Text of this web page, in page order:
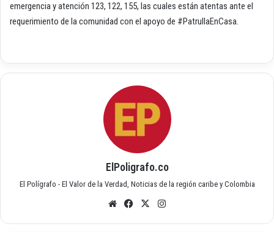
emergencia y atención 123, 122, 155, las cuales están atentas ante el
requerimiento de la comunidad con el apoyo de #PatrullaEnCasa.
ElPoligrafo.co
El Polígrafo - El Valor de la Verdad, Noticias de la región caribe y Colombia
Siti
Fac
X